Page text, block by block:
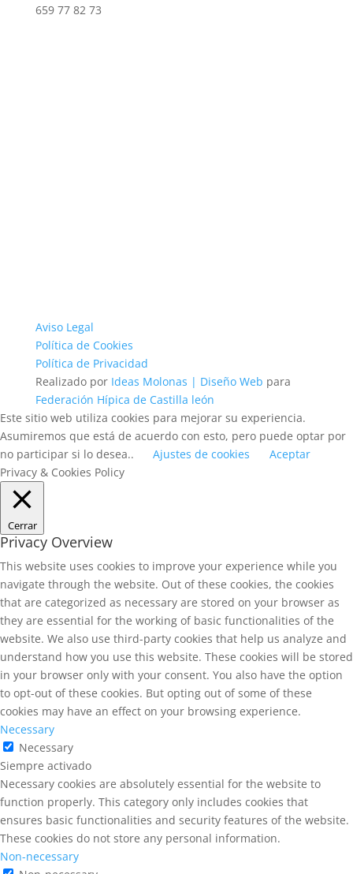
659 77 82 73
Aviso Legal
Política de Cookies
Política de Privacidad
Realizado por Ideas Molonas | Diseño Web para
Federación Hípica de Castilla león
Este sitio web utiliza cookies para mejorar su experiencia.
Asumiremos que está de acuerdo con esto, pero puede optar por
no participar si lo desea..
Ajustes de cookies
Aceptar
Privacy & Cookies Policy
Cerrar
Privacy Overview
This website uses cookies to improve your experience while you
navigate through the website. Out of these cookies, the cookies
that are categorized as necessary are stored on your browser as
they are essential for the working of basic functionalities of the
website. We also use third-party cookies that help us analyze and
understand how you use this website. These cookies will be stored
in your browser only with your consent. You also have the option
to opt-out of these cookies. But opting out of some of these
cookies may have an effect on your browsing experience.
Necessary
Necessary
Siempre activado
Necessary cookies are absolutely essential for the website to
function properly. This category only includes cookies that
ensures basic functionalities and security features of the website.
These cookies do not store any personal information.
Non-necessary